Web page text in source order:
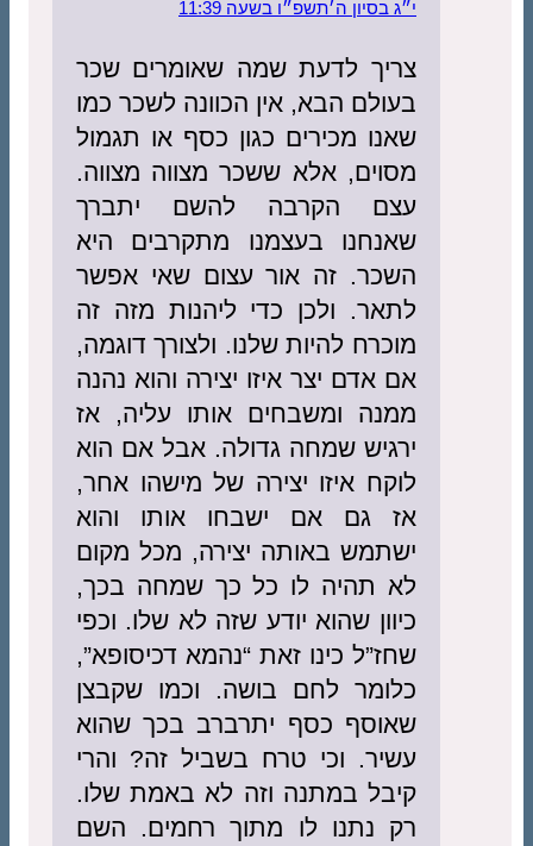
י״ג בסיון ה׳תשפ״ו בשעה 11:39
צריך לדעת שמה שאומרים שכר
בעולם הבא, אין הכוונה לשכר כמו
שאנו מכירים כגון כסף או תגמול
מסוים, אלא ששכר מצווה מצווה.
עצם הקרבה להשם יתברך
שאנחנו בעצמנו מתקרבים היא
השכר. זה אור עצום שאי אפשר
לתאר. ולכן כדי ליהנות מזה זה
מוכרח להיות שלנו. ולצורך דוגמה,
אם אדם יצר איזו יצירה והוא נהנה
ממנה ומשבחים אותו עליה, אז
ירגיש שמחה גדולה. אבל אם הוא
לוקח איזו יצירה של מישהו אחר,
אז גם אם ישבחו אותו והוא
ישתמש באותה יצירה, מכל מקום
לא תהיה לו כל כך שמחה בכך,
כיוון שהוא יודע שזה לא שלו. וכפי
שחז”ל כינו זאת “נהמא דכיסופא”,
כלומר לחם בושה. וכמו שקבצן
שאוסף כסף יתרברב בכך שהוא
עשיר. וכי טרח בשביל זה? והרי
קיבל במתנה וזה לא באמת שלו.
רק נתנו לו מתוך רחמים. השם